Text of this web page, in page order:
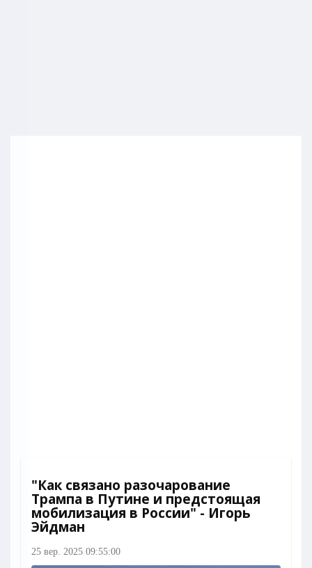
"Как связано разочарование
Трампа в Путине и предстоящая
мобилизация в России" - Игорь
Эйдман
25 вер. 2025 09:55:00